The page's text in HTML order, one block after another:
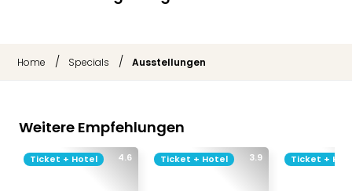
Home / Specials / Ausstellungen
Weitere Empfehlungen
4.6
Ticket + Hotel 3.9
Ticket + Hotel Ticket +